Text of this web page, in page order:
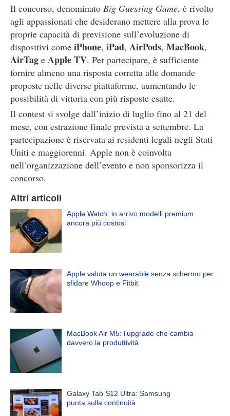
Il concorso, denominato Big Guessing Game, è rivolto
agli appassionati che desiderano mettere alla prova le
proprie capacità di previsione sull’evoluzione di
dispositivi come iPhone, iPad, AirPods, MacBook,
AirTag e Apple TV. Per partecipare, è sufficiente
fornire almeno una risposta corretta alle domande
proposte nelle diverse piattaforme, aumentando le
possibilità di vittoria con più risposte esatte.
Il contest si svolge dall’inizio di luglio fino al 21 del
mese, con estrazione finale prevista a settembre. La
partecipazione è riservata ai residenti legali negli Stati
Uniti e maggiorenni. Apple non è coinvolta
nell’organizzazione dell’evento e non sponsorizza il
concorso.
Altri articoli
Apple Watch: in arrivo modelli premium
ancora più costosi
Apple valuta un wearable senza schermo per
sfidare Whoop e Fitbit
MacBook Air M5: l’upgrade che cambia
davvero la produttività
Galaxy Tab S12 Ultra: Samsung
punta sulla continuità